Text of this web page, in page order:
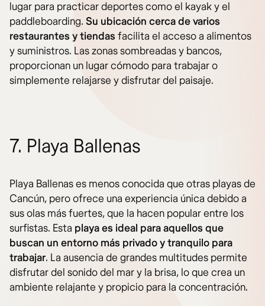
lugar para practicar deportes como el kayak y el
paddleboarding. Su ubicación cerca de varios
restaurantes y tiendasfacilita el acceso a alimentos
y suministros. Las zonas sombreadas y bancos,
proporcionan un lugar cómodo para trabajar o
simplemente relajarse y disfrutar del paisaje.
7. Playa Ballenas
Playa Ballenas es menos conocida que otras playas de
Cancún, pero ofrece una experiencia única debido a
sus olas más fuertes, que la hacen popular entre los
surfistas. Esta playa es ideal para aquellos que
buscan un entorno más privado y tranquilo para
trabajar. La ausencia de grandes multitudes permite
disfrutar del sonido del mar y la brisa, lo que crea un
ambiente relajante y propicio para la concentración.